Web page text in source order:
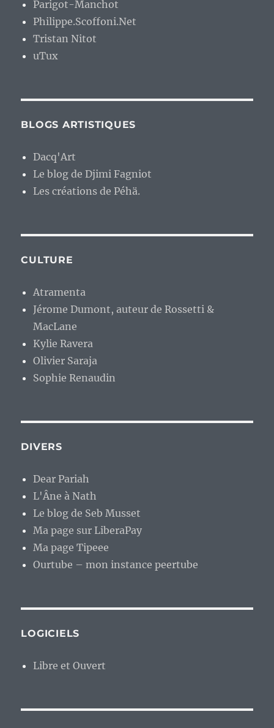
Parigot-Manchot
Philippe.Scoffoni.Net
Tristan Nitot
uTux
BLOGS ARTISTIQUES
Dacq'Art
Le blog de Djimi Fagniot
Les créations de Péhä.
CULTURE
Atramenta
Jérome Dumont, auteur de Rossetti &
MacLane
Kylie Ravera
Olivier Saraja
Sophie Renaudin
DIVERS
Dear Pariah
L'Âne à Nath
Le blog de Seb Musset
Ma page sur LiberaPay
Ma page Tipeee
Ourtube – mon instance peertube
LOGICIELS
Libre et Ouvert